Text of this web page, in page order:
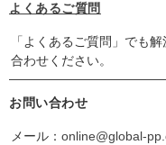
よくあるご質問
「よくあるご質問」でも
合わせください。
お問い合わせ
メール： online@global-